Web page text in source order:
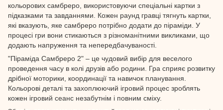
кольорових самбреро, використовуючи спеціальні картки з
підказками та завданнями. Кожен раунд гравці тягнуть картки,
які вказують, яке самбреро потрібно додати до піраміди. У
процесі гри вони стикаються з різноманітними викликами, що
додають напруження та непередбачуваності.
"Піраміда Самбреро 2" – це чудовий вибір для веселого
проведення часу в колі друзів або родини. Гра сприяє розвитку
дрібної моторики, координації та навичок планування.
Кольорові деталі та захоплюючий ігровий процес зроблять
кожен ігровий сеанс незабутнім і повним сміху.